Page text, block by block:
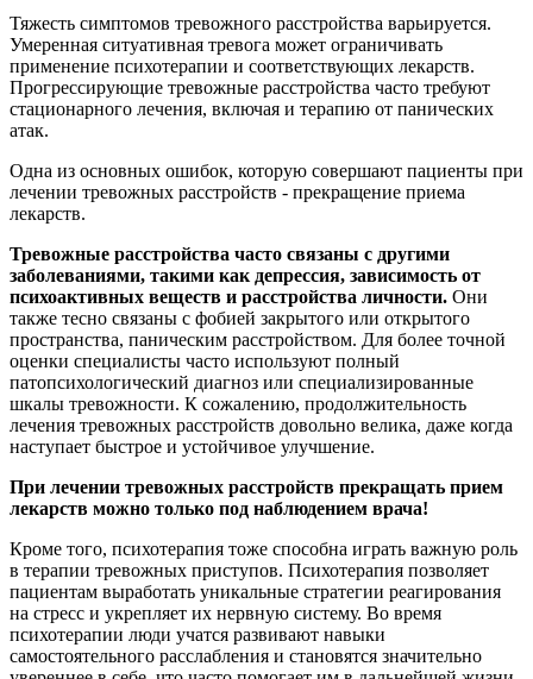
Тяжесть симптомов тревожного расстройства варьируется.
Умеренная ситуативная тревога может ограничивать
применение психотерапии и соответствующих лекарств.
Прогрессирующие тревожные расстройства часто требуют
стационарного лечения, включая и терапию от панических
атак.
Одна из основных ошибок, которую совершают пациенты при
лечении тревожных расстройств - прекращение приема
лекарств.
Тревожные расстройства часто связаны с другими
заболеваниями, такими как депрессия, зависимость от
психоактивных веществ и расстройства личности. Они
также тесно связаны с фобией закрытого или открытого
пространства, паническим расстройством. Для более точной
оценки специалисты часто используют полный
патопсихологический диагноз или специализированные
шкалы тревожности. К сожалению, продолжительность
лечения тревожных расстройств довольно велика, даже когда
наступает быстрое и устойчивое улучшение.
При лечении тревожных расстройств прекращать прием
лекарств можно только под наблюдением врача!
Кроме того, психотерапия тоже способна играть важную роль
в терапии тревожных приступов. Психотерапия позволяет
пациентам выработать уникальные стратегии реагирования
на стресс и укрепляет их нервную систему. Во время
психотерапии люди учатся развивают навыки
самостоятельного расслабления и становятся значительно